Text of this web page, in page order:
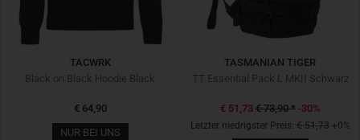
TACWRK
Black on Black Hoodie Black
€ 64,90
NUR BEI UNS
TASMANIAN TIGER
TT Essential Pack L MKII Schwarz
€ 51,73 € 73,90* -30%
Letzter niedrigster Preis: € 51,73 +0%